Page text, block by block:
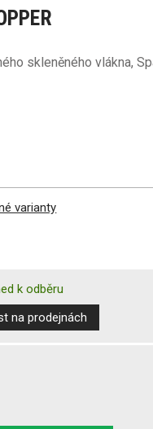
skleněného vlákna,
varianty
k odběru
na prodejnách